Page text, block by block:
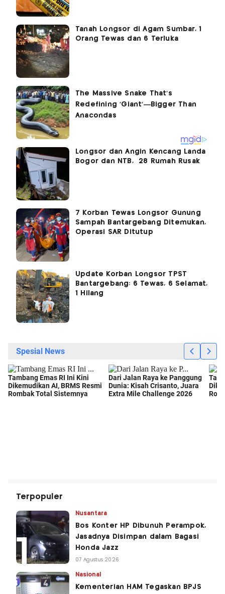
Tanah Longsor di Agam Sumbar, 1
Longsor dan Angin Kencang Landa
7 Korban Tewas Longsor Gunung
Sampah Bantargebang Ditemukan,
Update Korban Longsor TPST
Bantargebang: 6 Tewas, 6 Selamat,
Terpopuler
Nusantara
Bos Konter HP Dibunuh Perampok,
Jasadnya Disimpan dalam Bagasi
Honda Jazz
07 Agustus 2026
Nasional